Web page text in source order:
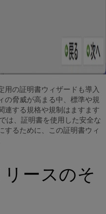
用の証明書ウィザードも導入
の脅威が高まる中、標準や規
連する規格や規制はますます
は、証明書を使用した安全な
るために、この証明書ウィ
ースのそ